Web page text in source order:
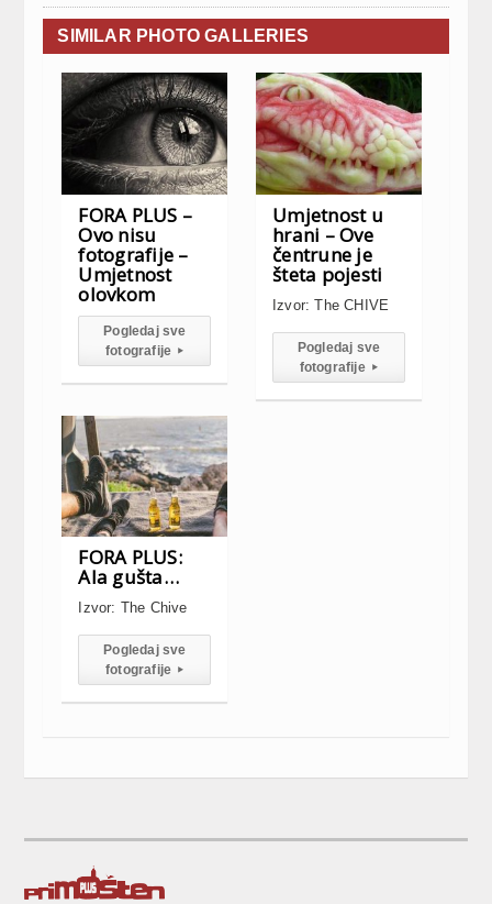
SIMILAR PHOTO GALLERIES
FORA PLUS –
Ovo nisu
fotografije –
Umjetnost
olovkom
Pogledaj sve
fotografije▸
Umjetnost u
hrani – Ove
čentrune je
šteta pojesti
Izvor: The CHIVE
Pogledaj sve
fotografije▸
FORA PLUS:
Ala gušta…
Izvor: The Chive
Pogledaj sve
fotografije▸